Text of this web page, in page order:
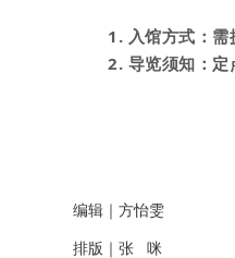
1. 入馆方式：需
2. 导览须知：定
编辑｜方怡雯
排版｜张 咪